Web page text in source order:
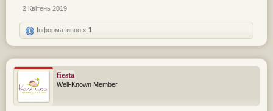
2 Квітень 2019
Інформативно x 1
fiesta
Well-Known Member